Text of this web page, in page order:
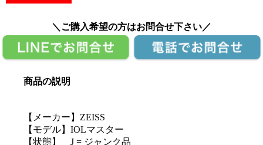
＼ご購入希望の方はお問合せ下さい／
商品の説明
【メーカー】ZEISS
【モデル】IOLマスター
【状態】 J = ジャンク品